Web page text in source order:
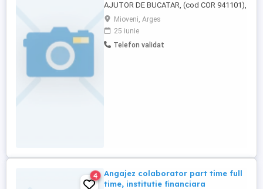
AJUTOR DE BUCATAR, (cod COR 941101),
5-posturi. Persoanele interesate pot trimite
CV prin e-mail sau il pot depune la sediul
societatii din Jud. Arges, Sat Geamana,
Com. Bradu, Str Valea Geamana, nr.66,
Mioveni, Arges
25 iunie
Telefon validat
4
Angajez colaborator part time full
time, institutie financiara